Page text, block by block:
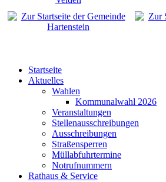
Startseite
Aktuelles
Wahlen
Kommunalwahl 2026
Veranstaltungen
Stellenausschreibungen
Ausschreibungen
Straßensperren
Müllabfuhrtermine
Notrufnummern
Rathaus & Service